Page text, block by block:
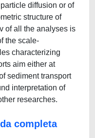
diffusion or of
structure of
of all the analyses is
the scale-
characterizing
aim either at
sediment transport
interpretation of
researches.
completa